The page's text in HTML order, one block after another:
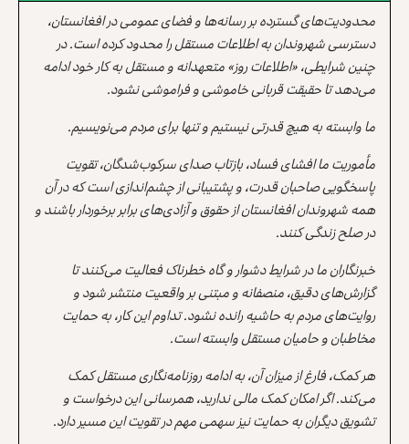
محدودیت‌های گسترده بر رسانه‌ها و فضای عمومی در افغانستان،
دسترسی شهروندان به اطلاعات مستقل را محدود کرده است. در
چنین شرایطی، «اطلاعات روز» متعهدانه و مستقل به کار خود ادامه
می‌دهد تا حقیقت قربانی خاموشی و فراموشی نشود.
ما وابسته به هیچ قدرتی نیستیم و تنها برای مردم می‌نویسیم.
مأموریت ما افشای فساد، بازتاب صدای سرکوب‌شدگان، تقویت
پاسخگویی صاحبان قدرت، و پشتیبانی از چشم‌اندازی است که در آن
همه شهروندان افغانستان از حقوق و آزادی‌های برابر برخوردار باشند و
در صلح زندگی کنند.
خبرنگاران ما در شرایط دشوار و گاه خطرناک فعالیت می‌کنند تا
گزارش‌های دقیق، منصفانه و مبتنی بر واقعیت منتشر شود و
روایت‌های مردم به حاشیه رانده نشود. تداوم این کار، به حمایت
مخاطبان و حامیان مستقل وابسته است.
هر کمک، فارغ از میزان آن، به ادامه روزنامه‌نگاری مستقل کمک
می‌کند. اگر امکان کمک مالی ندارید، همرسانی این درخواست و
تشویق دیگران به حمایت نیز سهمی مهم در تقویت این مسیر دارد.